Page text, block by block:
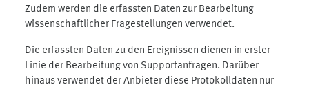
Zudem werden die erfassten Daten zur Bearbeitung
wissenschaftlicher Fragestellungen verwendet.
Die erfassten Daten zu den Ereignissen dienen in erster
Linie der Bearbeitung von Supportanfragen. Darüber
hinaus verwendet der Anbieter diese Protokolldaten nur